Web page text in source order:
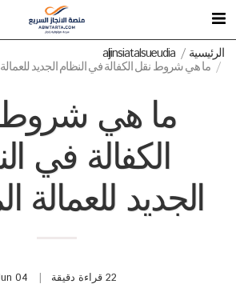
الرئيسية
aljinsiatalsueudia
ما هي شروط نقل الكفالة في النظام الجديد للعمالة
ما هي
الكفالة في
الجديد للعمالة
22 قراءة دقيقة 04